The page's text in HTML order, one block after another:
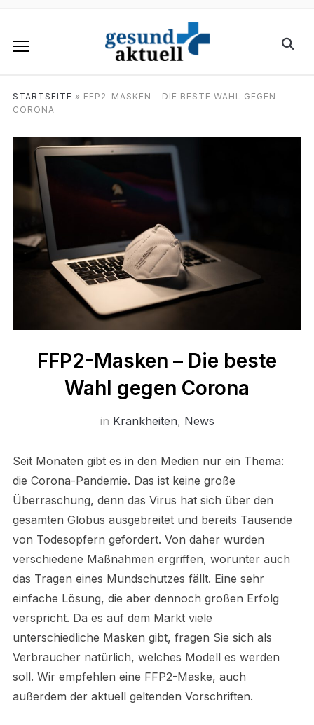
STARTSEITE » FFP2-MASKEN – DIE BESTE WAHL GEGEN
CORONA
FFP2-Masken – Die beste
Wahl gegen Corona
in Krankheiten, News
Seit Monaten gibt es in den Medien nur ein Thema:
die Corona-Pandemie. Das ist keine große
Überraschung, denn das Virus hat sich über den
gesamten Globus ausgebreitet und bereits Tausende
von Todesopfern gefordert. Von daher wurden
verschiedene Maßnahmen ergriffen, worunter auch
das Tragen eines Mundschutzes fällt. Eine sehr
einfache Lösung, die aber dennoch großen Erfolg
verspricht. Da es auf dem Markt viele
unterschiedliche Masken gibt, fragen Sie sich als
Verbraucher natürlich, welches Modell es werden
soll. Wir empfehlen eine FFP2-Maske, auch
außerdem der aktuell geltenden Vorschriften.